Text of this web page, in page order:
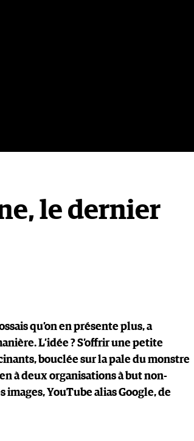
le dernier
qu’on en présente plus, a
L’idée ? S’offrir une petite
bouclée sur la pale du monstre
à deux organisations à but non-
YouTube alias Google, de